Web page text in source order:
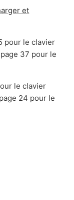
et
pour le clavier
37 pour le
le clavier
24 pour le